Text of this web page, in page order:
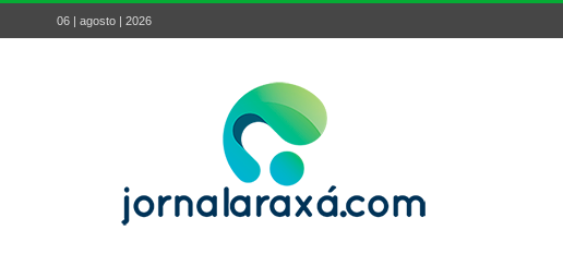
06 | agosto | 2026